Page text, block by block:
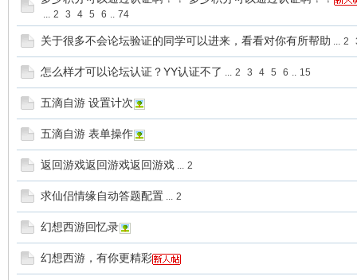
... 2 3 4 5 6 .. 74
关于很多不会论坛验证的同学可以进来，看看对你有所帮助 ... 2
怎么样才可以论坛认证？YY认证不了 ... 2 3 4 5 6 .. 15
五滴自游 设置计次
五滴自游 表单操作
返回游戏返回游戏返回游戏... 2
求仙侣情缘自动答题配置... 2
幻想西游回忆录
幻想西游，有你更精彩